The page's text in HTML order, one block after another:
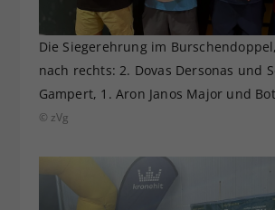
Die Siegerehrung im
nach rechts: 2. Dovas Dersonas und
Gampert, 1. Aron Janos Major und
© zVg